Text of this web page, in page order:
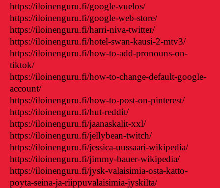
https://iloinenguru.fi/google-vuelos/
https://iloinenguru.fi/google-web-store/
https://iloinenguru.fi/harri-niva-twitter/
https://iloinenguru.fi/hotel-swan-kausi-2-mtv3/
https://iloinenguru.fi/how-to-add-pronouns-on-
tiktok/
https://iloinenguru.fi/how-to-change-default-google-
account/
https://iloinenguru.fi/how-to-post-on-pinterest/
https://iloinenguru.fi/hut-reddit/
https://iloinenguru.fi/jaanaskalit-xxl/
https://iloinenguru.fi/jellybean-twitch/
https://iloinenguru.fi/jessica-uussaari-wikipedia/
https://iloinenguru.fi/jimmy-bauer-wikipedia/
https://iloinenguru.fi/jysk-valaisimia-osta-katto-
poyta-seina-ja-riippuvalaisimia-jyskilta/